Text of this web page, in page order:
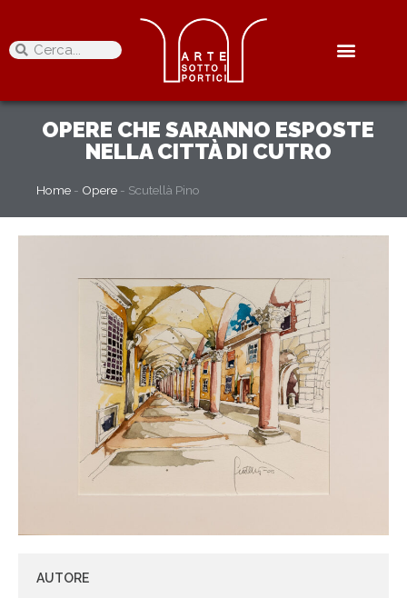
OPERE CHE SARANNO ESPOSTE
NELLA CITTÀ DI CUTRO
Home - Opere - Scutellà Pino
AUTORE